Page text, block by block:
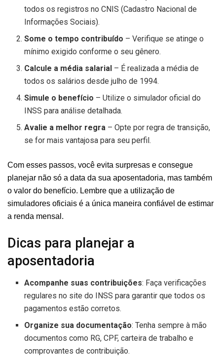
todos os registros no CNIS (Cadastro Nacional de
Informações Sociais).
Some o tempo contribuído – Verifique se atinge o
mínimo exigido conforme o seu gênero.
Calcule a média salarial – É realizada a média de
todos os salários desde julho de 1994.
Simule o benefício – Utilize o simulador oficial do
INSS para análise detalhada.
Avalie a melhor regra – Opte por regra de transição,
se for mais vantajosa para seu perfil.
Com esses passos, você evita surpresas e consegue
planejar não só a data da sua aposentadoria, mas também
o valor do benefício. Lembre que a utilização de
simuladores oficiais é a única maneira confiável de estimar
a renda mensal.
Dicas para planejar a
aposentadoria
Acompanhe suas contribuições: Faça verificações
regulares no site do INSS para garantir que todos os
pagamentos estão corretos.
Organize sua documentação: Tenha sempre à mão
documentos como RG, CPF, carteira de trabalho e
comprovantes de contribuição.